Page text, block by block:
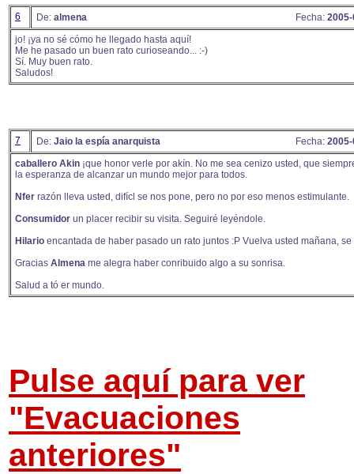
6 De: almena Fecha:
jo! ¡ya no sé cómo he llegado hasta aquí!
Me he pasado un buen rato curioseando... :-)
Sí. Muy buen rato.
Saludos!
7 De: Jaio la espía anarquista Fecha:
caballero Akin ¡que honor verle por akín. No me sea cenizo usted, que
la esperanza de alcanzar un mundo mejor para todos.
Nfer razón lleva usted, difícl se nos pone, pero no por eso menos estimulante.
Consumidor un placer recibir su visita. Seguiré leyéndole.
Hilario encantada de haber pasado un rato juntos :P Vuelva usted mañana,
Gracias Almena me alegra haber conribuido algo a su sonrisa.
Salud a tó er mundo.
Pulse aquí para ver
"Evacuaciones
anteriores"